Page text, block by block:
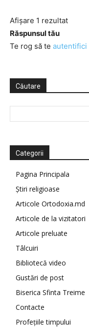
Afișare 1 rezultat
Răspunsul tău
Te rog să te autentifici
Căutare
Categorii
Pagina Principala
Știri religioase
Articole Ortodoxia.md
Articole de la vizitatori
Articole preluate
Tâlcuiri
Bibliotecă video
Gustări de post
Biserica Sfinta Treime
Contacte
Profețiile timpului